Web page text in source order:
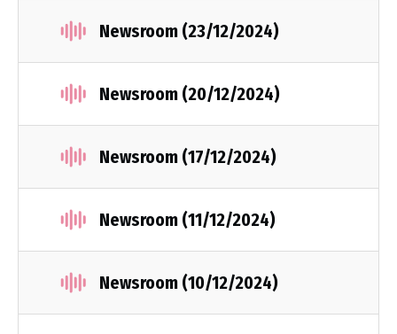
Newsroom (23/12/2024)
Newsroom (20/12/2024)
Newsroom (17/12/2024)
Newsroom (11/12/2024)
Newsroom (10/12/2024)